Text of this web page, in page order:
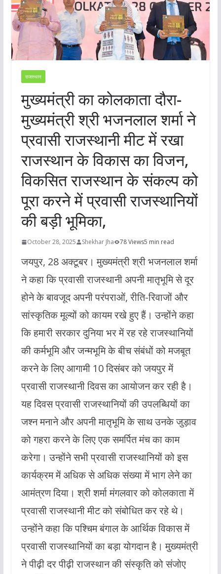
राजस्थान
मुख्यमंत्री का कोलकाता दौरा-
मुख्यमंत्री श्री भजनलाल शर्मा ने
प्रवासी राजस्थानी मीट में रखा
राजस्थान के विकास का विजन,
विकसित राजस्थान के संकल्प को
पूरा करने में प्रवासी राजस्थानियों
की बड़ी भूमिका,
October 28, 2025 Shekhar Jha 78 Views5 min read
जयपुर, 28 अक्टूबर। मुख्यमंत्री श्री भजनलाल शर्मा
ने कहा कि प्रवासी राजस्थानी अपनी मातृभूमि से दूर
होने के बावजूद अपनी परंपराओं, रीति-रिवाजों और
सांस्कृतिक मूल्यों को कायम रखे हुए हैं। उन्होंने कहा
कि हमारी सरकार दुनिया भर में रह रहे राजस्थानियों
की कर्मभूमि और जन्मभूमि के बीच संबंधों को मजबूत
करने के लिए आगामी 10 दिसंबर को जयपुर में
प्रवासी राजस्थानी दिवस का आयोजन कर रही है।
यह दिवस प्रवासी राजस्थानियों की उपलब्धियों का
जश्न मनाने और अपनी मातृभूमि के साथ उनके जुड़ाव
को गहरा करने के लिए एक समर्पित मंच का काम
करेगा। उन्होंने सभी प्रवासी राजस्थानियों को इस
कार्यक्रम में अधिक से अधिक संख्या में भाग लेने का
आमंत्रण दिया। श्री शर्मा मंगलवार को कोलकाता में
प्रवासी राजस्थानी मीट को संबोधित कर रहे थे।
उन्होंने कहा कि पश्चिम बंगाल के आर्थिक विकास में
प्रवासी राजस्थानियों का बड़ा योगदान है। मुख्यमंत्री
ने पीढ़ी दर पीढ़ी राजस्थान की संस्कृति को संजोए